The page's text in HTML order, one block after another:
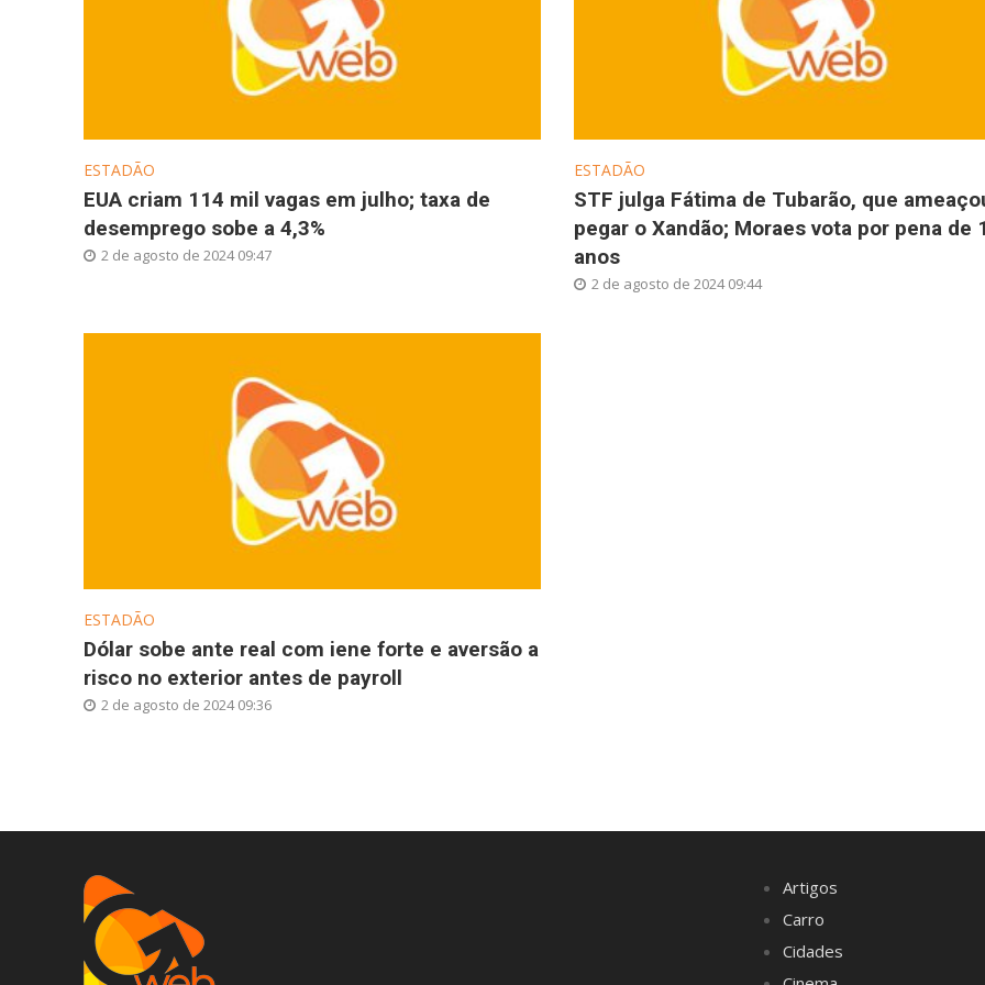
ESTADÃO
EUA criam 114 mil vagas em julho; taxa de
desemprego sobe a 4,3%
2 de agosto de 2024 09:47
ESTADÃO
STF julga Fátima de Tubarão, que
pegar o Xandão; Moraes vota por pena de
anos
2 de agosto de 2024 09:44
ESTADÃO
Dólar sobe ante real com iene forte e aversão a
risco no exterior antes de payroll
2 de agosto de 2024 09:36
Artigos
Carro
Cidades